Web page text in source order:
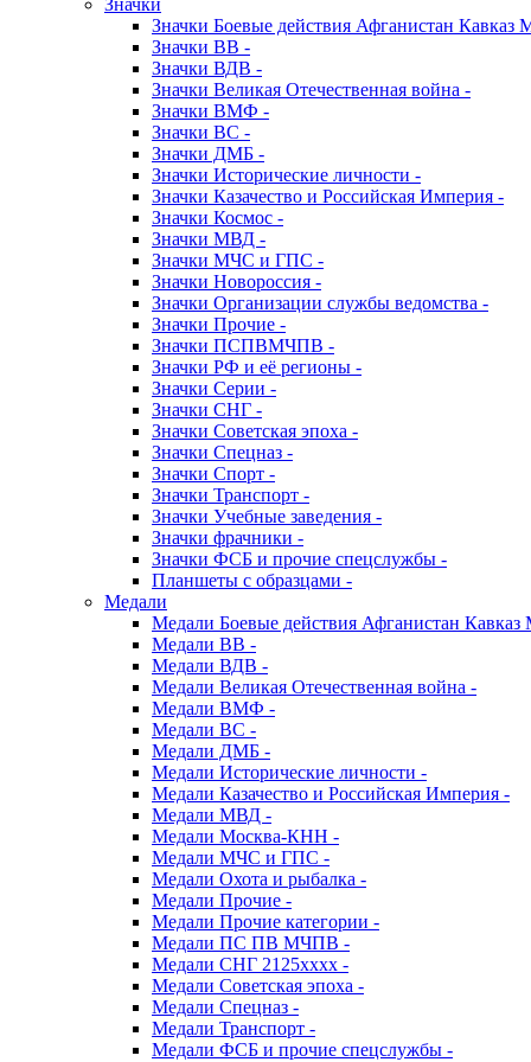
Значки
Значки Боевые действия Афганистан Кавказ
Значки ВВ -
Значки ВДВ -
Значки Великая Отечественная война -
Значки ВМФ -
Значки ВС -
Значки ДМБ -
Значки Исторические личности -
Значки Казачество и Российская Империя -
Значки Космос -
Значки МВД -
Значки МЧС и ГПС -
Значки Новороссия -
Значки Организации службы ведомства -
Значки Прочие -
Значки ПСПВМЧПВ -
Значки РФ и её регионы -
Значки Серии -
Значки СНГ -
Значки Советская эпоха -
Значки Спецназ -
Значки Спорт -
Значки Транспорт -
Значки Учебные заведения -
Значки фрачники -
Значки ФСБ и прочие спецслужбы -
Планшеты с образцами -
Медали
Медали Боевые действия Афганистан
Медали ВВ -
Медали ВДВ -
Медали Великая Отечественная война -
Медали ВМФ -
Медали ВС -
Медали ДМБ -
Медали Исторические личности -
Медали Казачество и Российская Империя -
Медали МВД -
Медали Москва-КНН -
Медали МЧС и ГПС -
Медали Охота и рыбалка -
Медали Прочие -
Медали Прочие категории -
Медали ПС ПВ МЧПВ -
Медали СНГ 2125хххх -
Медали Советская эпоха -
Медали Спецназ -
Медали Транспорт -
Медали ФСБ и прочие спецслужбы -